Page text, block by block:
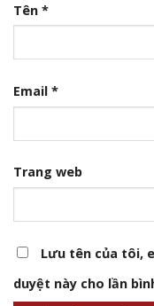
Tên *
Email *
Trang web
Lưu tên của tôi,
duyệt này cho lần